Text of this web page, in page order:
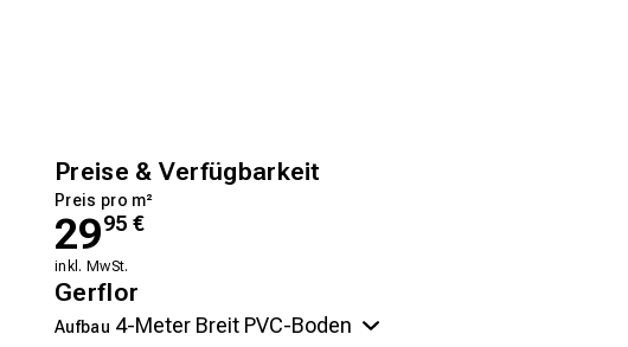
Preise & Verfügbarkeit
Preis pro m²
2995 €
inkl. MwSt.
Gerflor
Aufbau